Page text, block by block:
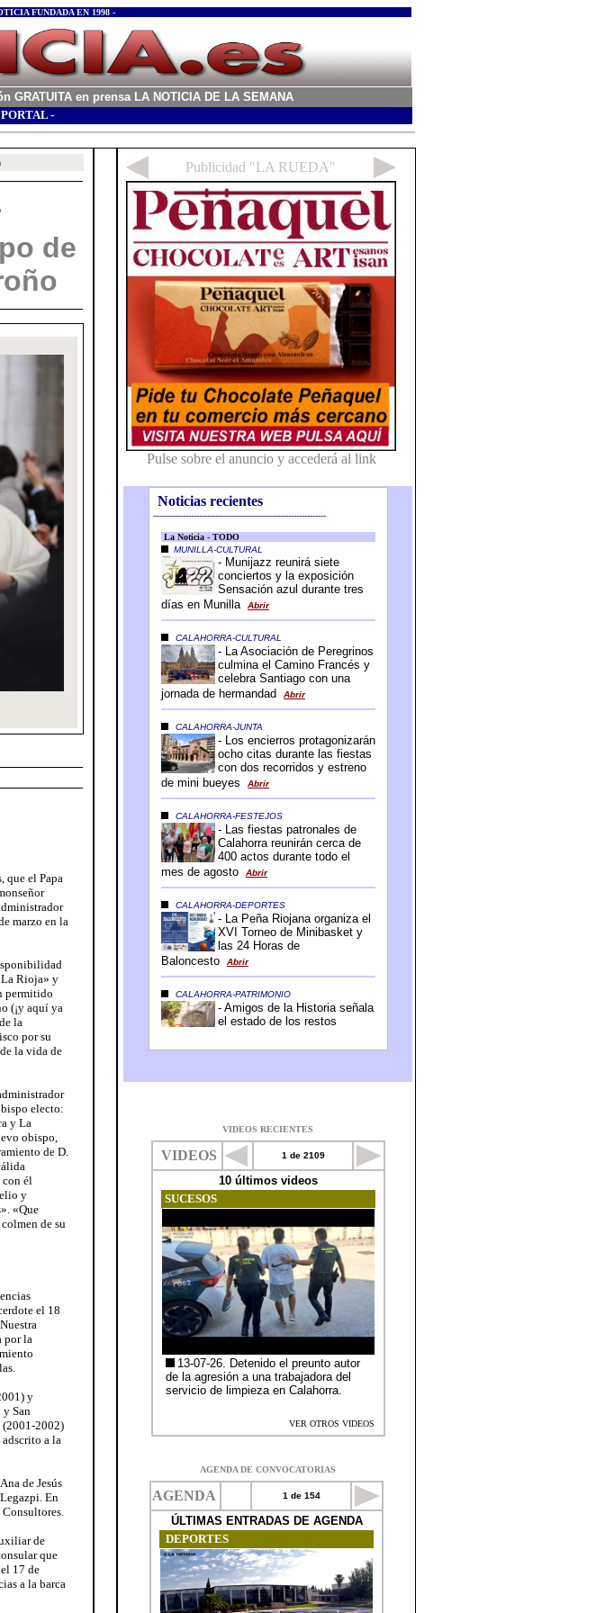
FUNDADA EN 1998 -
en prensa LA NOTICIA DE LA SEMANA
-
de
que el Papa
marzo en la
La Rioja» y
permitido
(¡y aquí ya
la
por su
la vida de
electo:
y La
obispo,
de D.
con él
y
«Que
de su
el 18
por la
y
San
(2001-2002)
a la
de Jesús
En
de
que
17 de
a la barca
Noticias recientes
-----------------------------------------------------------------
VIDEOS RECIENTES
AGENDA DE CONVOCATORIAS